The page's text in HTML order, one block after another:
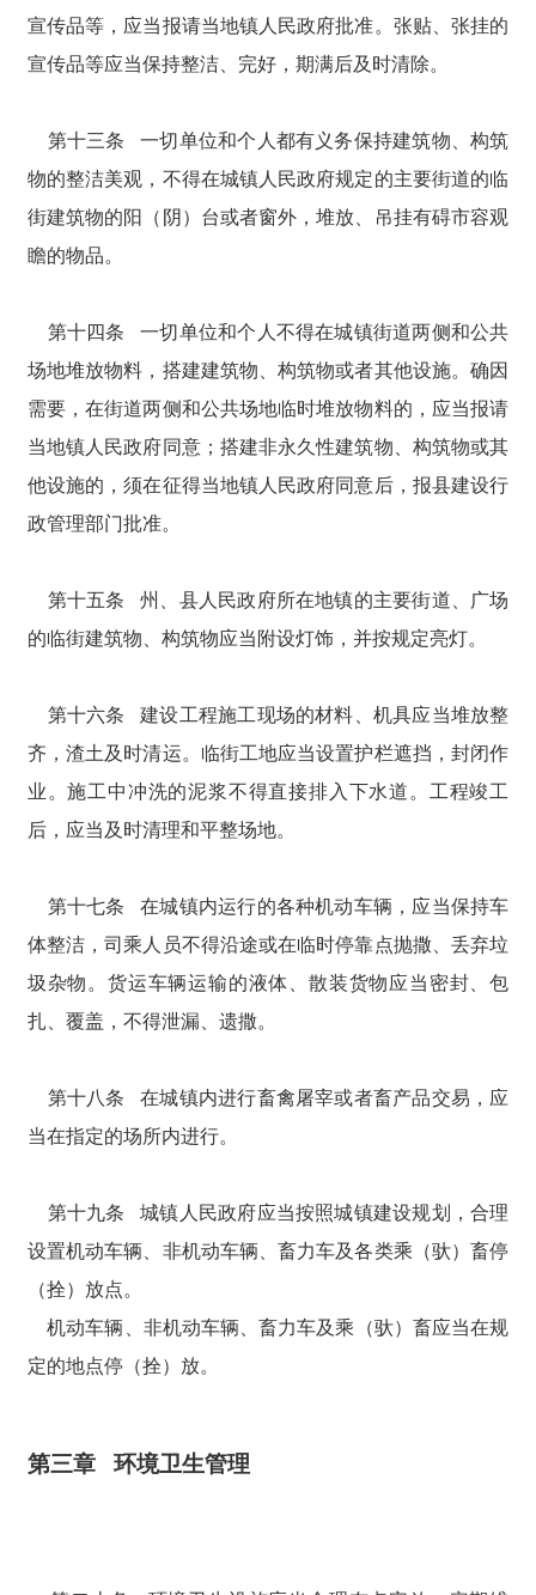
宣传品等，应当报请当地镇人民政府批准。张贴、张挂的
宣传品等应当保持整洁、完好，期满后及时清除。
第十三条 一切单位和个人都有义务保持建筑物、构筑
物的整洁美观，不得在城镇人民政府规定的主要街道的临
街建筑物的阳（阴）台或者窗外，堆放、吊挂有碍市容观
瞻的物品。
第十四条 一切单位和个人不得在城镇街道两侧和公共
场地堆放物料，搭建建筑物、构筑物或者其他设施。确因
需要，在街道两侧和公共场地临时堆放物料的，应当报请
当地镇人民政府同意；搭建非永久性建筑物、构筑物或其
他设施的，须在征得当地镇人民政府同意后，报县建设行
政管理部门批准。
第十五条 州、县人民政府所在地镇的主要街道、广场
的临街建筑物、构筑物应当附设灯饰，并按规定亮灯。
第十六条 建设工程施工现场的材料、机具应当堆放整
齐，渣土及时清运。临街工地应当设置护栏遮挡，封闭作
业。施工中冲洗的泥浆不得直接排入下水道。工程竣工
后，应当及时清理和平整场地。
第十七条 在城镇内运行的各种机动车辆，应当保持车
体整洁，司乘人员不得沿途或在临时停靠点抛撒、丢弃垃
圾杂物。货运车辆运输的液体、散装货物应当密封、包
扎、覆盖，不得泄漏、遗撒。
第十八条 在城镇内进行畜禽屠宰或者畜产品交易，应
当在指定的场所内进行。
第十九条 城镇人民政府应当按照城镇建设规划，合理
设置机动车辆、非机动车辆、畜力车及各类乘（驮）畜停
（拴）放点。
机动车辆、非机动车辆、畜力车及乘（驮）畜应当在规
定的地点停（拴）放。
第三章 环境卫生管理